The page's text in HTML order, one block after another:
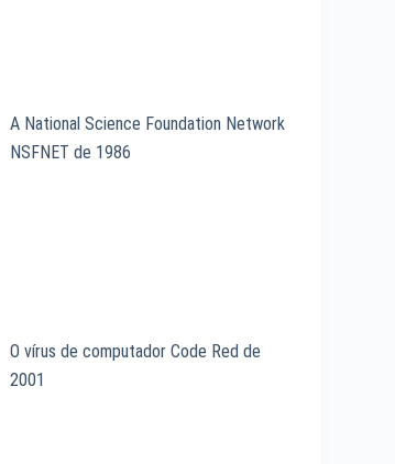
A National Science Foundation Network
NSFNET de 1986
O vírus de computador Code Red de
2001